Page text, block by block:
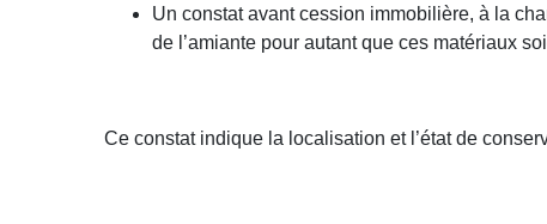
Un constat avant cession immobilière, à la
de l’amiante pour autant que ces matériaux
Ce constat indique la localisation et l’état de